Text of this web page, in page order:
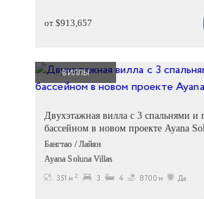
от $913,657
ВИЛЛЫ
Двухэтажная вилла с 3 спальнями и
бассейном в новом проекте Ayana
Бангтао / Лайян
Ayana Soluna Villas
351 м2 3 4 8700м Да